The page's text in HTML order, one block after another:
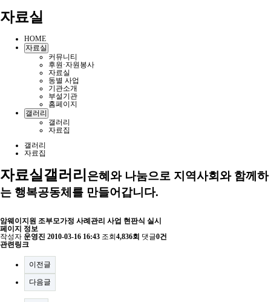
자료실
HOME
자료실
커뮤니티
후원·자원봉사
자료실
동별 사업
기관소개
부설기관
홈페이지
갤러리
갤러리
자료집
갤러리
자료집
자료실갤러리 은혜와 나눔으로 지역사회와 함께하
는 행복공동체를 만들어갑니다.
암웨이지원 조부모가정 사례관리 사업 현판식 실시
페이지 정보
작성자 운영진 2010-03-16 16:43 조회 4,836회 댓글0건
관련링크
이전글
다음글